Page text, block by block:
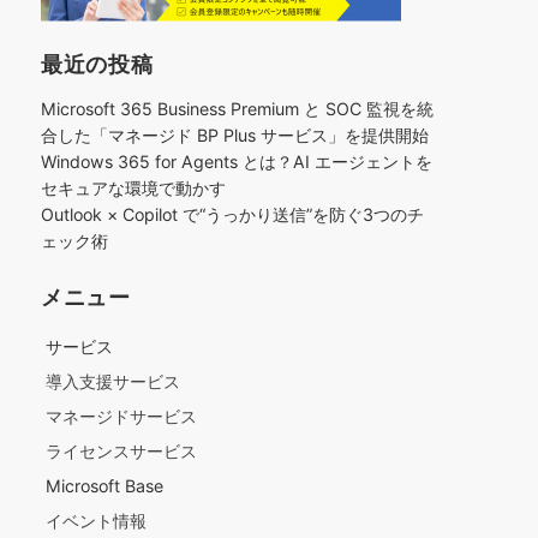
最近の投稿
Microsoft 365 Business Premium と SOC 監視を統
合した「マネージド BP Plus サービス」を提供開始
Windows 365 for Agents とは？AI エージェントを
セキュアな環境で動かす
Outlook × Copilot で“うっかり送信”を防ぐ3つのチ
ェック術​
メニュー
サービス
導入支援サービス
マネージドサービス
ライセンスサービス
Microsoft Base
イベント情報